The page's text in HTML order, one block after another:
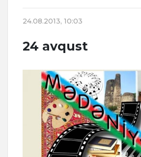
24.08.2013, 10:03
24 avqust